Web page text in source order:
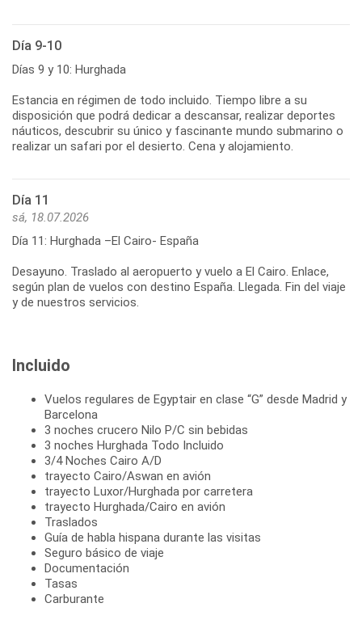
Día 9-10
Días 9 y 10: Hurghada
Estancia en régimen de todo incluido. Tiempo libre a su
disposición que podrá dedicar a descansar, realizar deportes
náuticos, descubrir su único y fascinante mundo submarino o
realizar un safari por el desierto. Cena y alojamiento.
Día 11
sá, 18.07.2026
Día 11: Hurghada –El Cairo- España
Desayuno. Traslado al aeropuerto y vuelo a El Cairo. Enlace,
según plan de vuelos con destino España. Llegada. Fin del viaje
y de nuestros servicios.
Incluido
Vuelos regulares de Egyptair en clase “G” desde Madrid y
Barcelona
3 noches crucero Nilo P/C sin bebidas
3 noches Hurghada Todo Incluido
3/4 Noches Cairo A/D
trayecto Cairo/Aswan en avión
trayecto Luxor/Hurghada por carretera
trayecto Hurghada/Cairo en avión
Traslados
Guía de habla hispana durante las visitas
Seguro básico de viaje
Documentación
Tasas
Carburante